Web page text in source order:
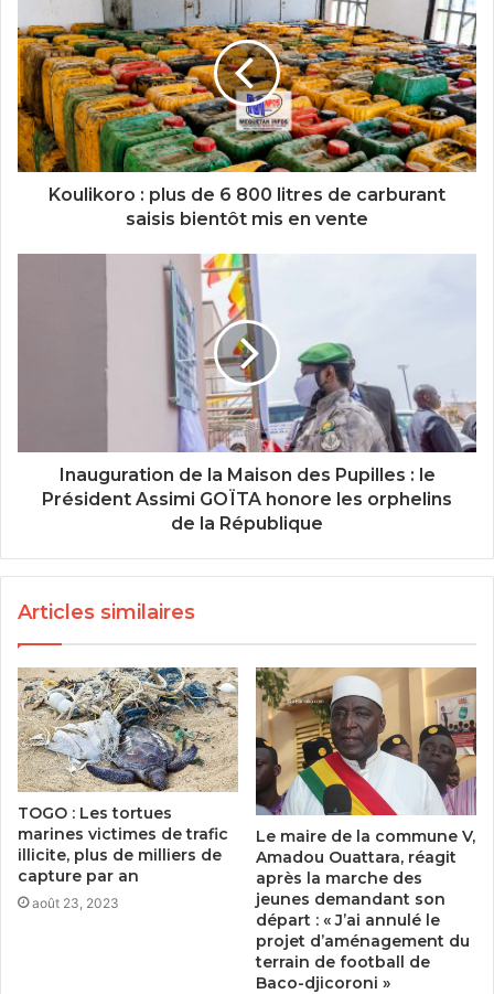
Koulikoro : plus de 6 800 litres de carburant
saisis bientôt mis en vente
Inauguration de la Maison des Pupilles : le
Président Assimi GOÏTA honore les orphelins
de la République
Articles similaires
TOGO : Les tortues
marines victimes de trafic
illicite, plus de milliers de
capture par an
août 23, 2023
Le maire de la commune V,
Amadou Ouattara, réagit
après la marche des
jeunes demandant son
départ : « J’ai annulé le
projet d’aménagement du
terrain de football de
Baco-djicoroni »